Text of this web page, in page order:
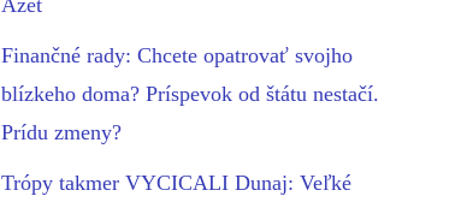
Azet
Finančné rady: Chcete opatrovať svojho
blízkeho doma? Príspevok od štátu nestačí.
Prídu zmeny?
Trópy takmer VYCICALI Dunaj: Veľké